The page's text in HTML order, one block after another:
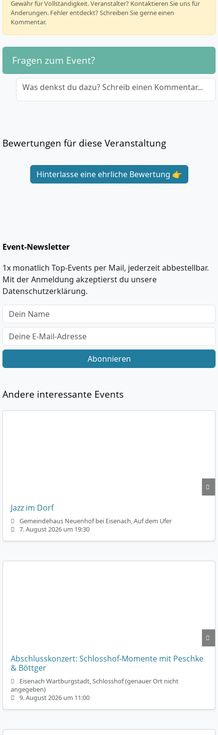
Gewähr für Vollständigkeit. Veranstalter? Kontaktieren Sie uns für
Änderungen. Fehler entdeckt? Schreiben Sie gerne einen
Kommentar.
Fragen zum Event?
Was denkst du dazu? Schreib einen Kommentar...
Bewertungen für diese Veranstaltung
Hinterlasse eine ehrliche Bewertung 👉
Event-Newsletter
1x monatlich Top-Events per Mail, jederzeit abbestellbar.
Mit der Anmeldung akzeptierst du unsere
Datenschutzerklärung.
Abonnieren
Andere interessante Events
Jazz im Dorf
Gemeindehaus Neuenhof bei Eisenach, Auf dem Ufer
7. August 2026 um 19:30
Abschlusskonzert: Schlosshof-Momente mit Peschke
& Böttger
Eisenach Wartburgstadt, Schlosshof (genauer Ort nicht
angegeben)
9. August 2026 um 11:00